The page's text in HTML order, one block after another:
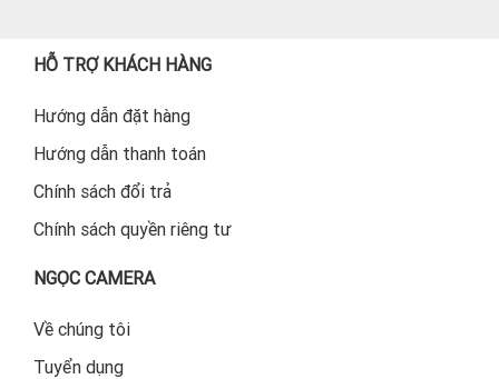
HỖ TRỢ KHÁCH HÀNG
Hướng dẫn đặt hàng
Hướng dẫn thanh toán
Chính sách đổi trả
Chính sách quyền riêng tư
NGỌC CAMERA
Về chúng tôi
Tuyển dụng